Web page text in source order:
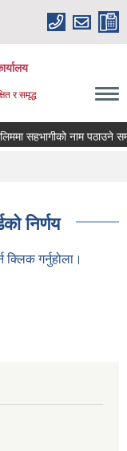
र समृद्ध
सहभागीको नाम पठाउने
निर्णय
क्लिक गर्नुहोला।